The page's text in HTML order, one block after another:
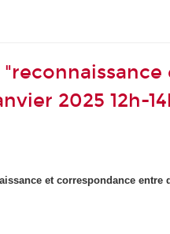
2025 12h-
et correspondance